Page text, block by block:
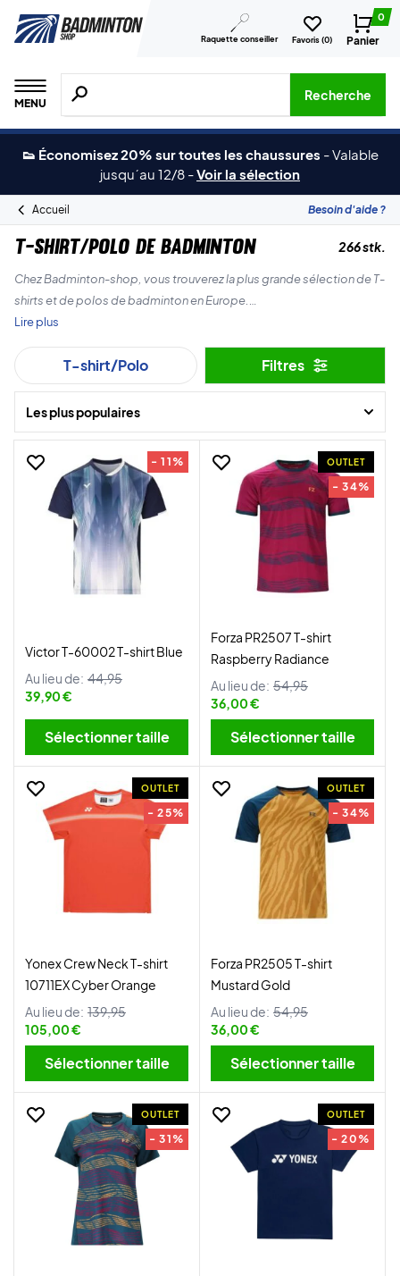
Raquette conseiller Favoris (0)
0
Panier
MENU
Recherche de produits, de marques, etc.
Recherche
👟 Économisez 20% sur toutes les chaussures -Valable
jusqu´au 12/8 -Voir la sélection
Accueil Besoin d'aide ?
T-shirt/Polo de badminton 266 stk.
Chez Badminton-shop, vous trouverez la plus grande sélection de T-
shirts et de polos de badminton en Europe.
Yonex, Forza, RSL, Victor et ZERV, entre autres. De plus, nous
sommes toujours les premiers à proposer les derniers produits,
donc chez Badminton-shop, vous trouverez toujours les derniers
modèles et couleurs de toutes nos marques populaires à un prix fixe
Lire plus
T-shirt/Polo Filtres
Les plus populaires
- 11%
Victor T-60002 T-shirt Blue
Au lieu de: 44,95
39,90 €
Sélectionner taille
OUTLET
- 34%
Forza PR2507 T-shirt
Raspberry Radiance
Au lieu de: 54,95
36,00 €
Sélectionner taille
OUTLET
- 25%
Yonex Crew Neck T-shirt
10711EX Cyber Orange
Au lieu de: 139,95
105,00 €
Sélectionner taille
OUTLET
- 34%
Forza PR2505 T-shirt
Mustard Gold
Au lieu de: 54,95
36,00 €
Sélectionner taille
OUTLET
- 31%
OUTLET
- 20%